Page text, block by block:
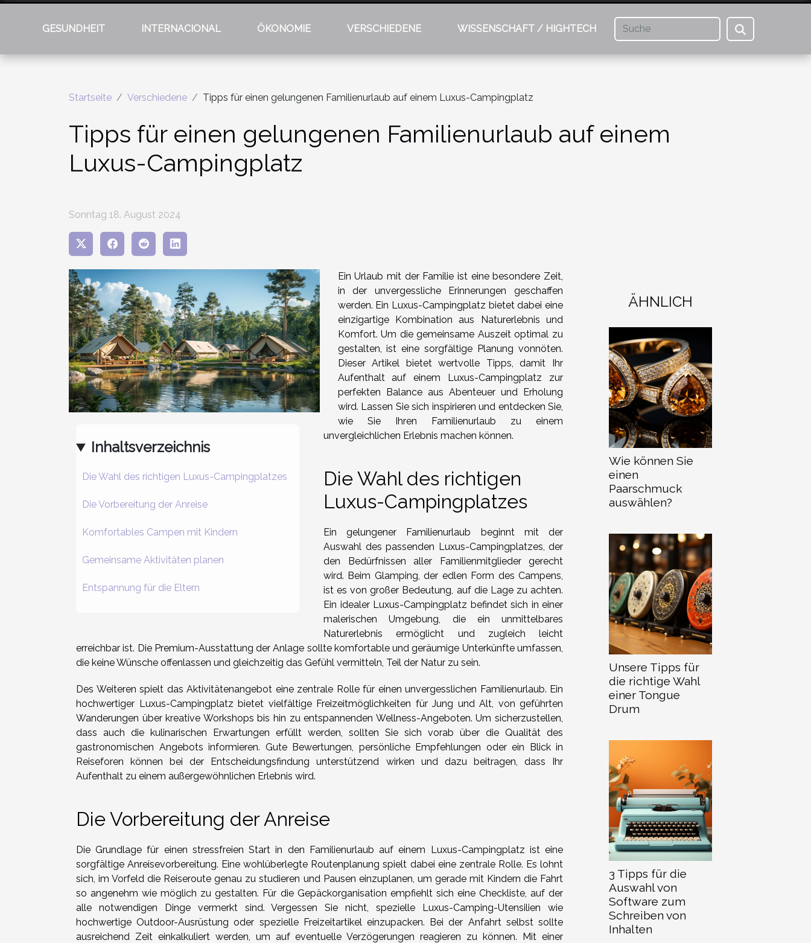
GESUNDHEIT INTERNACIONAL ÖKONOMIE VERSCHIEDENE WISSENSCHAFT / HIGHTECH
Startseite Verschiedene Tipps für einen gelungenen Familienurlaub auf einem Luxus-Campingplatz
Tipps für einen gelungenen Familienurlaub auf einem
Luxus-Campingplatz
Sonntag 18. August 2024
Inhaltsverzeichnis
Die Wahl des richtigen Luxus-Campingplatzes
Die Vorbereitung der Anreise
Komfortables Campen mit Kindern
Gemeinsame Aktivitäten planen
Entspannung für die Eltern
Ein Urlaub mit der Familie ist eine besondere Zeit,
in der unvergessliche Erinnerungen geschaffen
werden. Ein Luxus-Campingplatz bietet dabei eine
einzigartige Kombination aus Naturerlebnis und
Komfort. Um die gemeinsame Auszeit optimal zu
gestalten, ist eine sorgfältige Planung vonnöten.
Dieser Artikel bietet wertvolle Tipps, damit Ihr
Aufenthalt auf einem Luxus-Campingplatz zur
perfekten Balance aus Abenteuer und Erholung
wird. Lassen Sie sich inspirieren und entdecken Sie,
wie Sie Ihren Familienurlaub zu einem
unvergleichlichen Erlebnis machen können.
Die Wahl des richtigen
Luxus-Campingplatzes
Ein gelungener Familienurlaub beginnt mit der
Auswahl des passenden Luxus-Campingplatzes, der
den Bedürfnissen aller Familienmitglieder gerecht
wird. Beim Glamping, der edlen Form des Campens,
ist es von großer Bedeutung, auf die Lage zu achten.
Ein idealer Luxus-Campingplatz befindet sich in einer
malerischen Umgebung, die ein unmittelbares
Naturerlebnis ermöglicht und zugleich leicht
erreichbar ist. Die Premium-Ausstattung der Anlage sollte komfortable und geräumige Unterkünfte umfassen,
die keine Wünsche offenlassen und gleichzeitig das Gefühl vermitteln, Teil der Natur zu sein.
Des Weiteren spielt das Aktivitätenangebot eine zentrale Rolle für einen unvergesslichen Familienurlaub. Ein
hochwertiger Luxus-Campingplatz bietet vielfältige Freizeitmöglichkeiten für Jung und Alt, von geführten
Wanderungen über kreative Workshops bis hin zu entspannenden Wellness-Angeboten. Um sicherzustellen,
dass auch die kulinarischen Erwartungen erfüllt werden, sollten Sie sich vorab über die Qualität des
gastronomischen Angebots informieren. Gute Bewertungen, persönliche Empfehlungen oder ein Blick in
Reiseforen können bei der Entscheidungsfindung unterstützend wirken und dazu beitragen, dass Ihr
Aufenthalt zu einem außergewöhnlichen Erlebnis wird.
Die Vorbereitung der Anreise
Die Grundlage für einen stressfreien Start in den Familienurlaub auf einem Luxus-Campingplatz ist eine
sorgfältige Anreisevorbereitung. Eine wohlüberlegte Routenplanung spielt dabei eine zentrale Rolle. Es lohnt
sich, im Vorfeld die Reiseroute genau zu studieren und Pausen einzuplanen, um gerade mit Kindern die Fahrt
so angenehm wie möglich zu gestalten. Für die Gepäckorganisation empfiehlt sich eine Checkliste, auf der
alle notwendigen Dinge vermerkt sind. Vergessen Sie nicht, spezielle Luxus-Camping-Utensilien wie
hochwertige Outdoor-Ausrüstung oder spezielle Freizeitartikel einzupacken. Bei der Anfahrt selbst sollte
ausreichend Zeit einkalkuliert werden, um auf eventuelle Verzögerungen reagieren zu können. Mit einer
ÄHNLICH
Wie können Sie
einen
Paarschmuck
auswählen?
Unsere Tipps für
die richtige Wahl
einer Tongue
Drum
3 Tipps für die
Auswahl von
Software zum
Schreiben von
Inhalten